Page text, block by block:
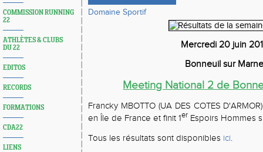
COMMISSION RUNNING
22
ATHLÈTES & CLUBS
DU 22
EDITOS
RECORDS
FORMATIONS
CDA22
LIENS
Domaine Sportif
Mercredi 20 juin
Bonneuil sur
Meeting National 2 de
Francky MBOTTO (UA DES COTES
en Île de France et finit 1er Espoirs Hommes
Tous les résultats sont disponibles ici.